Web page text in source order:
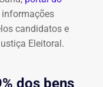
informações
candidatos e
Eleitoral.
dos bens